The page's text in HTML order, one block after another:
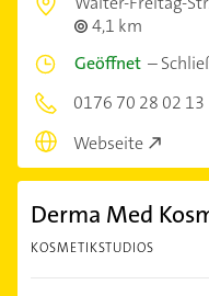
4,1 km
Geöffnet –
0176 70 28 02 13
Webseite
Derma Med
KOSMETIKSTUDIOS